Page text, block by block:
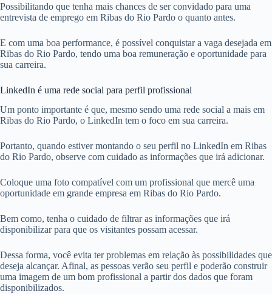
Possibilitando que tenha mais chances de ser convidado para uma
entrevista de emprego em Ribas do Rio Pardo o quanto antes.
E com uma boa performance, é possível conquistar a vaga desejada em
Ribas do Rio Pardo, tendo uma boa remuneração e oportunidade para
sua carreira.
LinkedIn é uma rede social para perfil profissional
Um ponto importante é que, mesmo sendo uma rede social a mais em
Ribas do Rio Pardo, o LinkedIn tem o foco em sua carreira.
Portanto, quando estiver montando o seu perfil no LinkedIn em Ribas
do Rio Pardo, observe com cuidado as informações que irá adicionar.
Coloque uma foto compatível com um profissional que mercê uma
oportunidade em grande empresa em Ribas do Rio Pardo.
Bem como, tenha o cuidado de filtrar as informações que irá
disponibilizar para que os visitantes possam acessar.
Dessa forma, você evita ter problemas em relação às possibilidades que
deseja alcançar. Afinal, as pessoas verão seu perfil e poderão construir
uma imagem de um bom profissional a partir dos dados que foram
disponibilizados.